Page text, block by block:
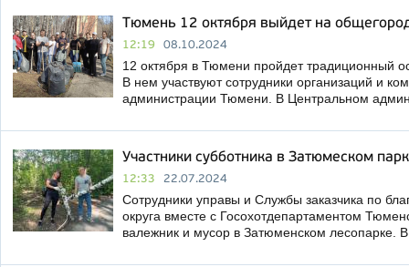
Тюмень 12 октября выйдет на
12:19 08.10.2024
12 октября в Тюмени пройдет традиционный
В нем участвуют сотрудники организаций и
администрации Тюмени. В Центральном
Участники субботника в Затюмеском
12:33 22.07.2024
Сотрудники управы и Службы заказчика по
округа вместе с Госохотдепартаментом
валежник и мусор в Затюменском лесопарке.